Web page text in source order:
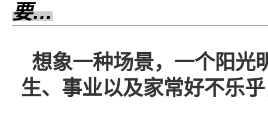
要…
想象一种场景，一个阳光
生、事业以及家常好不乐